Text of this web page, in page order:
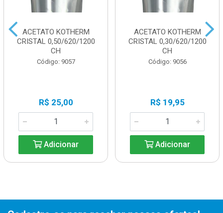
ACETATO KOTHERM
CRISTAL 0,50/620/1200
CH
Código: 9057
R$ 25,00
Adicionar
ACETATO KOTHERM
CRISTAL 0,30/620/1200
CH
Código: 9056
R$ 19,95
Adicionar